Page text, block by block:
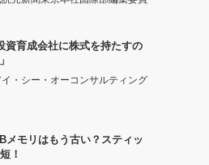
育成会社に株式を持たすの
・シー・オーコンサルティング
モリはもう古い？スティッ
！